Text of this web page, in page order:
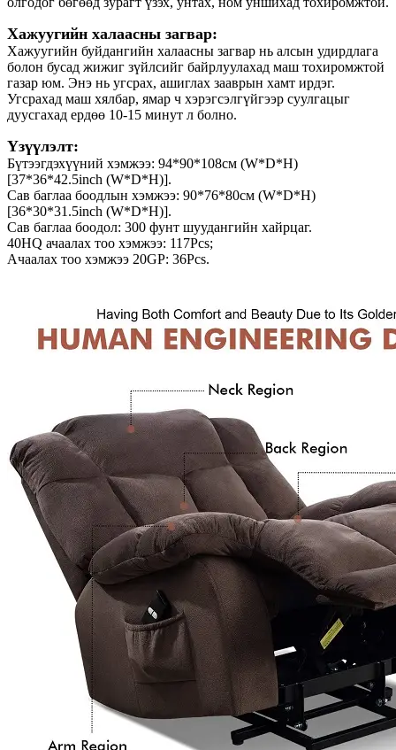
Хажуугийн халаасны загвар:
Хажуугийн буйдангийн халаасны загвар нь алсын удирдлага
болон бусад жижиг зүйлсийг байрлуулахад маш тохиромжтой
газар юм. Энэ нь угсрах, ашиглах зааврын хамт ирдэг.
Угсрахад маш хялбар, ямар ч хэрэгсэлгүйгээр суулгацыг
дуусгахад ердөө 10-15 минут л болно.
Үзүүлэлт:
Бүтээгдэхүүний хэмжээ: 94*90*108см (W*D*H)
[37*36*42.5inch (W*D*H)].
Сав баглаа боодлын хэмжээ: 90*76*80см (W*D*H)
[36*30*31.5inch (W*D*H)].
Сав баглаа боодол: 300 фунт шуудангийн хайрцаг.
40HQ ачаалах тоо хэмжээ: 117Pcs;
Ачаалах тоо хэмжээ 20GP: 36Pcs.